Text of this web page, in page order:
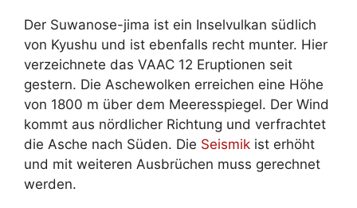
Der Suwanose-jima ist ein Inselvulkan südlich
von Kyushu und ist ebenfalls recht munter. Hier
verzeichnete das VAAC 12 Eruptionen seit
gestern. Die Aschewolken erreichen eine Höhe
von 1800 m über dem Meeresspiegel. Der Wind
kommt aus nördlicher Richtung und verfrachtet
die Asche nach Süden. Die Seismik ist erhöht
und mit weiteren Ausbrüchen muss gerechnet
werden.